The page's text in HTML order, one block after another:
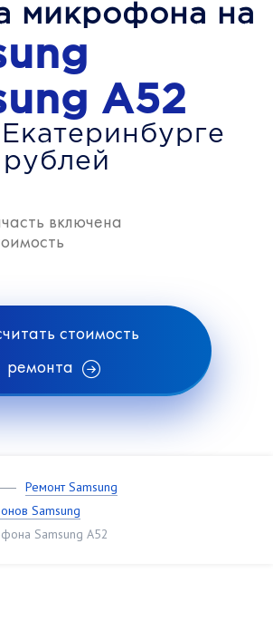
микрофона на
A52
включена
стоимость
ремонта
Ремонт Samsung
Samsung
Samsung A52